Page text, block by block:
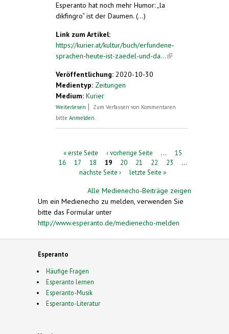
Esperanto hat noch mehr Humor: „la
dikfingro“ ist der Daumen. (...)
Link zum Artikel:
https://kurier.at/kultur/buch/erfundene-
sprachen-heute-ist-zaedel-und-da...(link is
Veröffentlichung: 2020-10-30
Medientyp: Zeitungen
Medium: Kurier
Weiterlesen über Erfundene Sprachen: Heute ist zädel,
Zum Verfassen von Kommentaren
bitte Anmelden.
Seiten« erste Seite ‹ vorherige Seite …
15
16
17 18 19 20 21 22 23
…
nächste Seite ›
letzte Seite »
Alle Medienecho-Beiträge zeigen
Um ein Medienecho zu melden, verwenden Sie
bitte das Formular unter
http://www.esperanto.de/medienecho-melden
Esperanto
Häufige Fragen
Esperanto lernen
Esperanto-Musik
Esperanto-Literatur